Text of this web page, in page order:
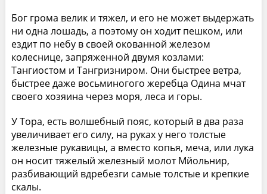
Бог грома велик и тяжел, и его не может выдержать
ни одна лошадь, а поэтому он ходит пешком, или
ездит по небу в своей окованной железом
колеснице, запряженной двумя козлами:
Тангиостом и Тангризниром. Они быстрее ветра,
быстрее даже восьминогого жеребца Одина мчат
своего хозяина через моря, леса и горы.
У Тора, есть волшебный пояс, который в два раза
увеличивает его силу, на руках у него толстые
железные рукавицы, а вместо копья, меча, или лука
он носит тяжелый железный молот Мйольнир,
разбивающий вдребезги самые толстые и крепкие
скалы.